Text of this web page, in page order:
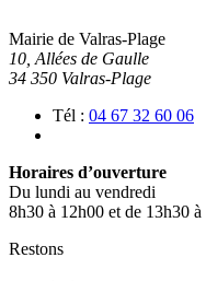
Mairie de Valras-Plage
10, Allées de Gaulle
34 350 Valras-Plage
Tél : 04 67 32 60 06
Horaires d’ouverture
Du lundi au vendredi
8h30 à 12h00 et de 13h30
Restons